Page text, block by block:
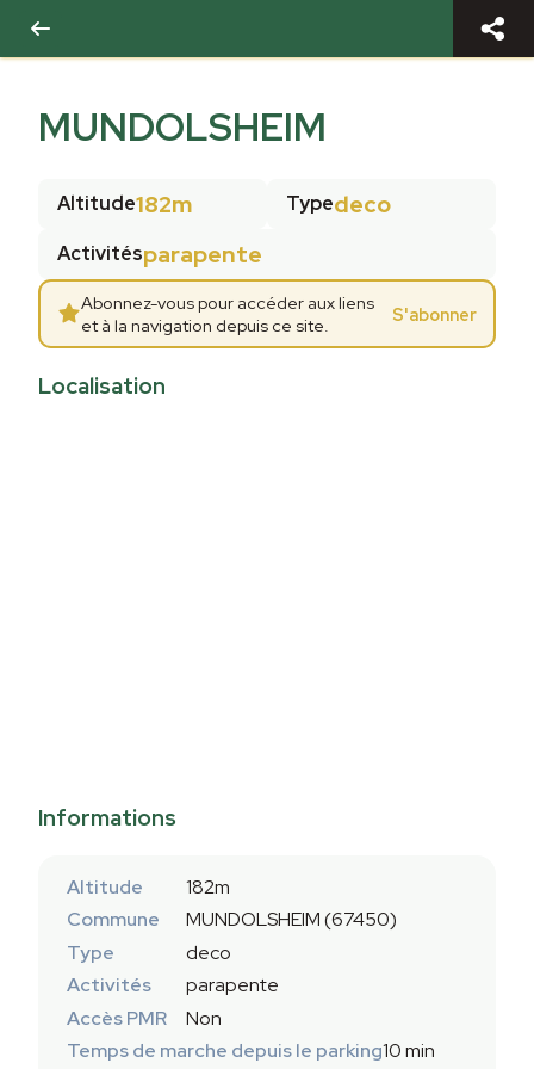
MUNDOLSHEIM
Altitude182m Typedeco
Activitésparapente
Abonnez-vous pour accéder aux liens
et à la navigation depuis ce site.
S'abonner
Localisation
Informations
Altitude
182m
Commune
MUNDOLSHEIM (67450)
Type
deco
Activités
parapente
Accès PMR
Non
Temps de marche depuis le parking10 min